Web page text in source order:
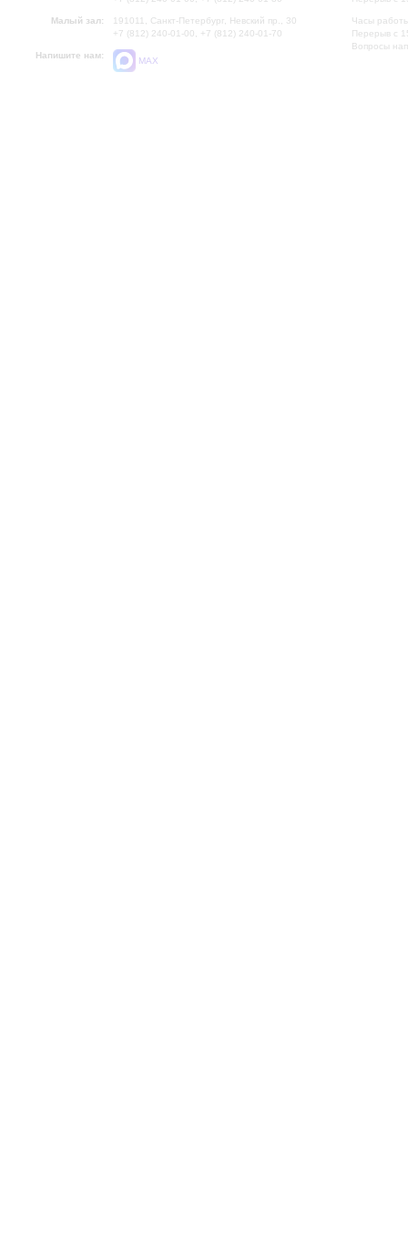
Малый зал:
191011, Санкт-Петербург, Невский пр., 30
+7 (812) 240-01-00, +7 (812) 240-01-70
Напишите нам:
MAX
Часы
Перерыв с
Вопросы